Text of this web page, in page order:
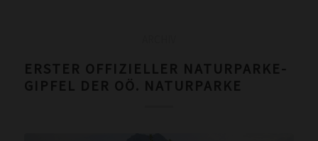
ERSTER OFFIZIELLER NATURPARKE-
GIPFEL DER OÖ. NATURPARKE